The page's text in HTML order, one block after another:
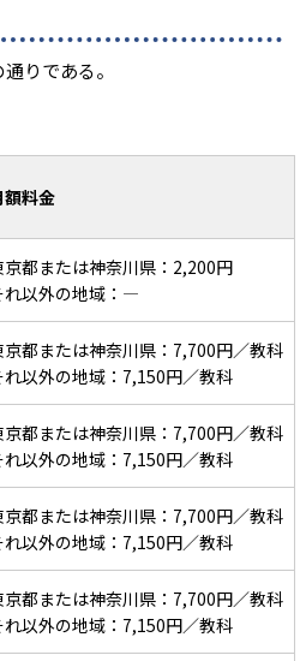
りである。
額料金
京都または神奈川県：2,200円
れ以外の地域：―
京都または神奈川県：7,700円／教科
れ以外の地域：7,150円／教科
京都または神奈川県：7,700円／教科
れ以外の地域：7,150円／教科
京都または神奈川県：7,700円／教科
れ以外の地域：7,150円／教科
京都または神奈川県：7,700円／教科
れ以外の地域：7,150円／教科